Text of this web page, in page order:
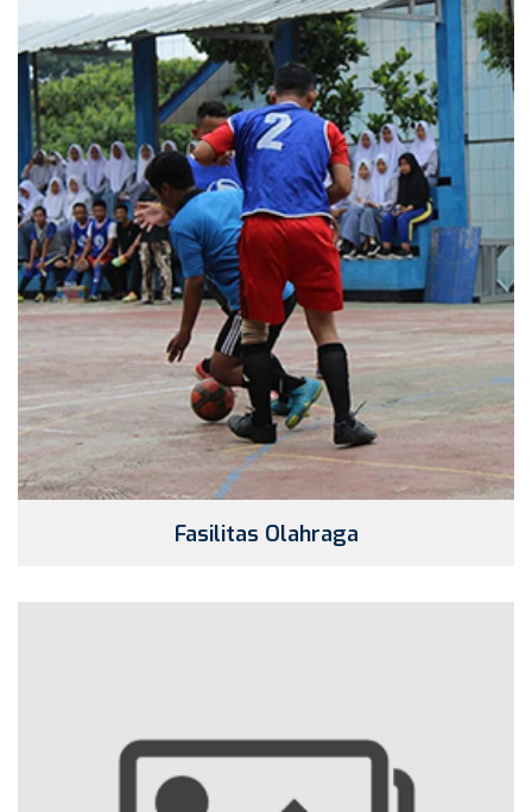
Fasilitas Olahraga